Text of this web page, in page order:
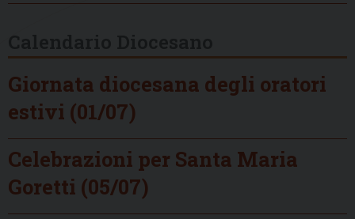
Giornata diocesana degli oratori
estivi (01/07)
Celebrazioni per Santa Maria
Goretti (05/07)